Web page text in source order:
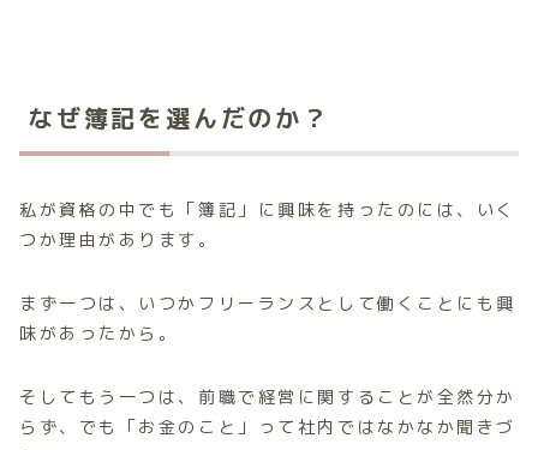
なぜ簿記を選んだのか？
私が資格の中でも「簿記」に興味を持ったのには、いく
つか理由があります。
まず一つは、いつかフリーランスとして働くことにも興
味があったから。
そしてもう一つは、前職で経営に関することが全然分か
らず、でも「お金のこと」って社内ではなかなか聞きづ